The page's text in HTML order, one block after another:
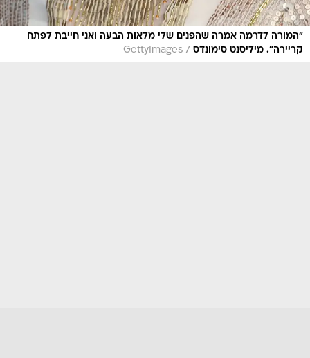
"המורה לדרמה אמרה שהפנים שלי מלאות הבעה ואני חייבת לפתח
קריירה". מיליסנט סימונדס /
GettyImages